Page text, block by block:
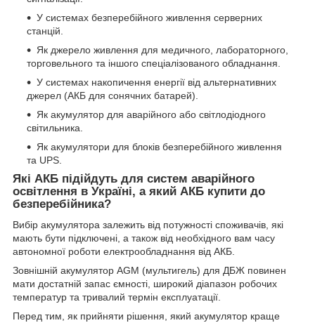
У системах безперебійного живлення серверних
станцій.
Як джерело живлення для медичного, лабораторного,
торговельного та іншого спеціалізованого обладнання.
У системах накопичення енергії від альтернативних
джерел (АКБ для сонячних батарей).
Як акумулятор для аварійного або світлодіодного
світильника.
Як акумулятори для блоків безперебійного живлення
та UPS.
Які АКБ підійдуть для систем аварійного
освітлення в Україні, а який АКБ купити до
безперебійника?
Вибір акумулятора залежить від потужності споживачів, які
мають бути підключені, а також від необхідного вам часу
автономної роботи електрообладнання від АКБ.
Зовнішній акумулятор AGM (мультигель) для ДБЖ повинен
мати достатній запас ємності, широкий діапазон робочих
температур та тривалий термін експлуатації.
Перед тим, як прийняти рішення, який акумулятор краще